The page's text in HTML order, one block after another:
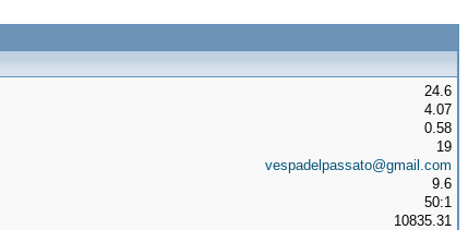
24.6
4.07
0.58
19
vespadelpassato@gmail.com
9.6
50:1
10835.31